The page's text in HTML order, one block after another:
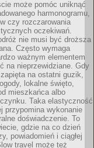
może pomóc uniknąć
harmonogramu,
czy rozczarowania
oczekiwań.
nie musi być droższa
Często wymaga
ważnym elementem
na nieprzewidziane. Gdy
na ostatni guzik,
lokalne święto,
mieszkańca albo
Taka elastyczność
przypomina wykonanie
doświadczenie. To
gdzie na co dzień
powiadomień i ciągłej
travel może też